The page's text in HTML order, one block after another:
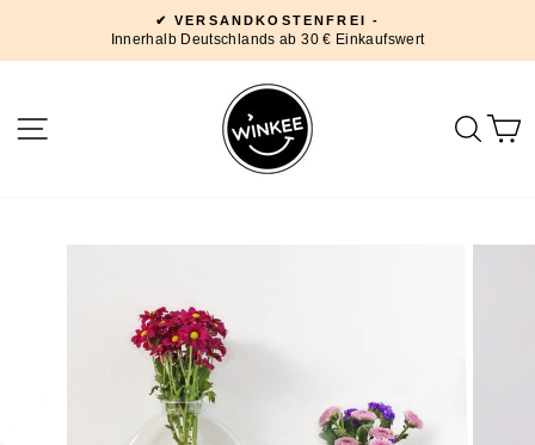
Inhalt
Pause
✔ VERSANDKOSTENFREI -
Innerhalb Deutschlands ab 30 € Einkaufswert
SEITENNAVIGATION